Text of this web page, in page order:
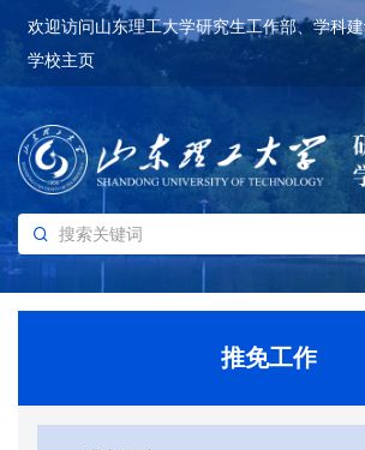
欢迎访问山东理工大学研究生工作部、学科建
学校主页
推免工作